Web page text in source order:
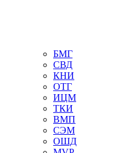
БМГ
СВД
КНИ
ОТГ
ИЦМ
ТКИ
ВМП
СЭМ
ОШД